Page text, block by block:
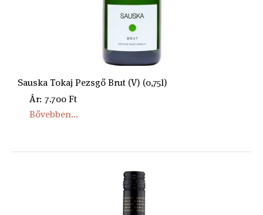
Sauska Tokaj Pezsgő Brut (V) (0,75l)
Ár: 7.700 Ft
Bővebben...